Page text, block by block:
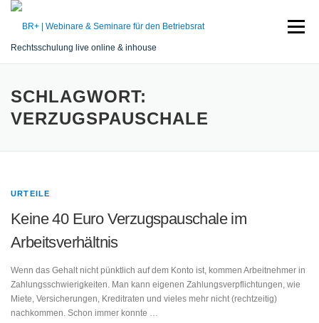
Zum
Rechtsschulung live online & inhouse
Menü
START SEMINARE
SCHLAGWORT:
VERZUGSPAUSCHALE
URTEILE
Keine 40 Euro Verzugspauschale im
Arbeitsverhältnis
Wenn das Gehalt nicht pünktlich auf dem Konto ist, kommen Arbeitnehmer in
Zahlungsschwierigkeiten. Man kann eigenen Zahlungsverpflichtungen, wie
Miete, Versicherungen, Kreditraten und vieles mehr nicht (rechtzeitig)
nachkommen. Schon immer konnte …